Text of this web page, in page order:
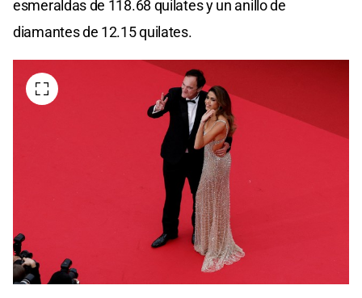
esmeraldas de 118.68 quilates y un anillo de
diamantes de 12.15 quilates.